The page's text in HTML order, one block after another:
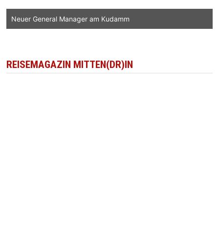
Neuer General Manager am Kudamm
REISEMAGAZIN MITTEN(DR)IN